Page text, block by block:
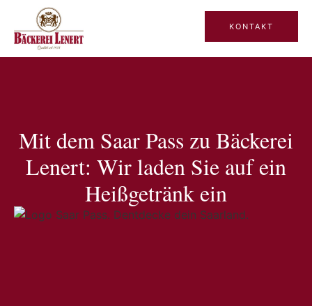
KONTAKT
Mit dem Saar Pass zu Bäckerei
Lenert: Wir laden Sie auf ein
Heißgetränk ein